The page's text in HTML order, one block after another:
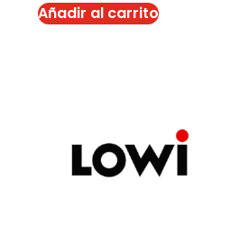
Añadir al carrito